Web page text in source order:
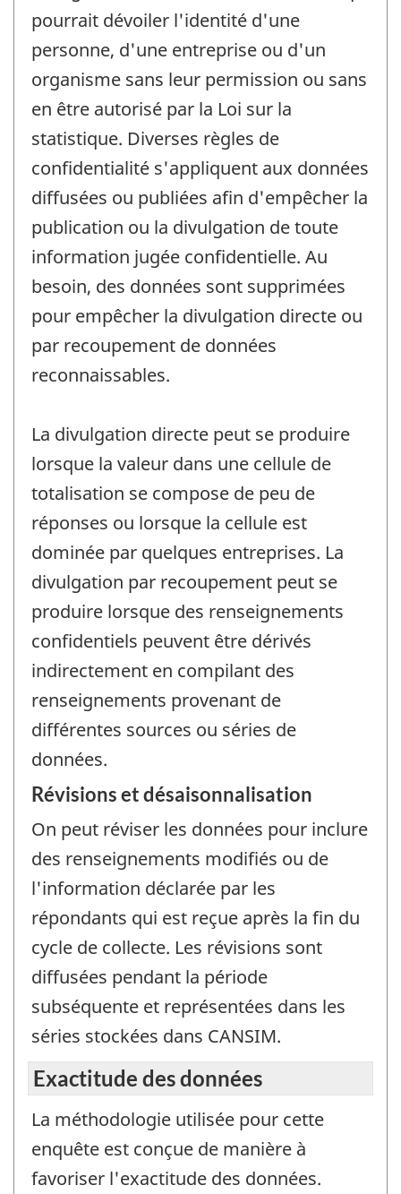
pourrait dévoiler l'identité d'une
personne, d'une entreprise ou d'un
organisme sans leur permission ou sans
en être autorisé par la Loi sur la
statistique. Diverses règles de
confidentialité s'appliquent aux données
diffusées ou publiées afin d'empêcher la
publication ou la divulgation de toute
information jugée confidentielle. Au
besoin, des données sont supprimées
pour empêcher la divulgation directe ou
par recoupement de données
reconnaissables.
La divulgation directe peut se produire
lorsque la valeur dans une cellule de
totalisation se compose de peu de
réponses ou lorsque la cellule est
dominée par quelques entreprises. La
divulgation par recoupement peut se
produire lorsque des renseignements
confidentiels peuvent être dérivés
indirectement en compilant des
renseignements provenant de
différentes sources ou séries de
données.
Révisions et désaisonnalisation
On peut réviser les données pour inclure
des renseignements modifiés ou de
l'information déclarée par les
répondants qui est reçue après la fin du
cycle de collecte. Les révisions sont
diffusées pendant la période
subséquente et représentées dans les
séries stockées dans CANSIM.
Exactitude des données
La méthodologie utilisée pour cette
enquête est conçue de manière à
favoriser l'exactitude des données.